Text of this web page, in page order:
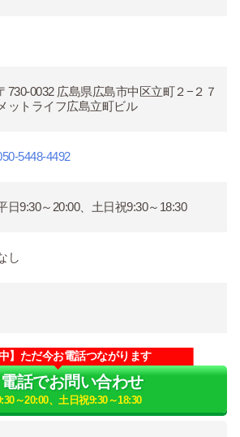
730-0032 広島県広島市中区立町２−２７
メットライフ広島立町ビル
5448-4492
日9:30～20:00、土日祝9:30～18:30
し
中】ただ今お電話つながります
電話でお問い合わせ
～20:00、土日祝9:30～18:30